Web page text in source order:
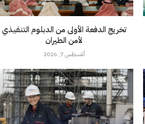
تخريج الدفعة الأولى من الدبلوم التنفيذي
لأمن الطيران
أغسطس 7, 2026